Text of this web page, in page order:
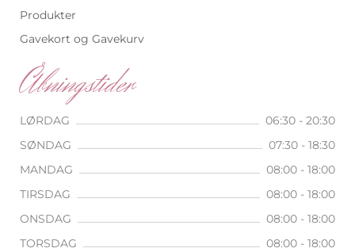
Produkter
Gavekort og Gavekurv
Åbningstider
LØRDAG
06:30 - 20:30
SØNDAG
07:30 - 18:30
MANDAG
08:00 - 18:00
TIRSDAG
08:00 - 18:00
ONSDAG
08:00 - 18:00
TORSDAG
08:00 - 18:00